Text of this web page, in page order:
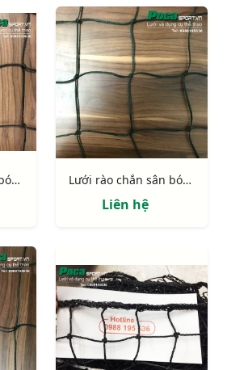
Lưới rào chắn sân bóng ô 120mm sợi BR 3.0mm Lưới rào chắn sân bóng ô 120mm sợi BR 2,5mm
Liên hệ